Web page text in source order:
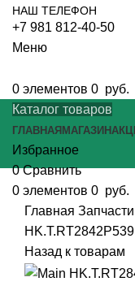
НАШ ТЕЛЕФОН
+7 981 812-40-50
Меню
0 элементов 0 руб.
Каталог товаров
ГЛАВНАЯ МАГАЗИН
Избранное
0 Сравнить
0 элементов 0 руб.
Главная
Назад к товарам